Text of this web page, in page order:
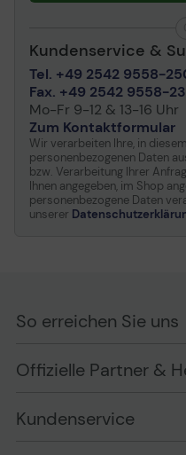
Kundenservice &
Tel. +49 2542 9558-
Fax. +49 2542 9558-
Mo-Fr 9-12 & 13-16 Uhr
Zum Kontaktformular
Wir verarbeiten Ihre, in
personenbezogenen Daten
bzw. Verarbeitung Ihrer
Ihnen angegeben, im Shop
personenbezogene Daten
unserer
Offizielle Partner &
Kundenservice
So erreichen Sie uns
Schlesierring 35
Telefon: +49 (0) 2542 /